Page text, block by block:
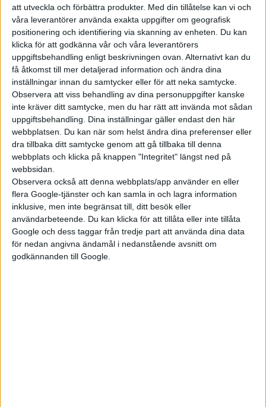
att utveckla och förbättra produkter. Med din tillåtelse kan vi och
våra leverantörer använda exakta uppgifter om geografisk
positionering och identifiering via skanning av enheten. Du kan
klicka för att godkänna vår och våra leverantörers
uppgiftsbehandling enligt beskrivningen ovan. Alternativt kan du
få åtkomst till mer detaljerad information och ändra dina
inställningar innan du samtycker eller för att neka samtycke.
Observera att viss behandling av dina personuppgifter kanske
inte kräver ditt samtycke, men du har rätt att invända mot sådan
uppgiftsbehandling. Dina inställningar gäller endast den här
webbplatsen. Du kan när som helst ändra dina preferenser eller
dra tillbaka ditt samtycke genom att gå tillbaka till denna
webbplats och klicka på knappen "Integritet" längst ned på
webbsidan.
Observera också att denna webbplats/app använder en eller
flera Google-tjänster och kan samla in och lagra information
inklusive, men inte begränsat till, ditt besök eller
användarbeteende. Du kan klicka för att tillåta eller inte tillåta
Google och dess taggar från tredje part att använda dina data
för nedan angivna ändamål i nedanstående avsnitt om
godkännanden till Google.
Rapporten har utvärderat hur olika framtida scenarier för fler
elbilar på vägarna kommer att påverka folkhälsan. I ett
baslinjescenario, där man utgår från att de policyer som finns
på plats under 2025 bibehålls fram till 2050, förväntas de
förtida dödsfallen öka med 74 procent. Det skulle innebära ett
globalt dödsfall var 26:e sekund till följd av avgasföroreningar.
ICCT ställer detta mot ett scenario som bygger på att 100
procent av all global fordonsförsäljning består av elbilar
senast år 2045, 2040 för lätta fordon. Det skulle minska de
förtida dödsfallen med 63 procent och reducera fallen av
barnastma med 80 procent. Totalt skulle 8,8 miljoner liv kunna
räddas under perioden fram till 2050, enligt rapporten.
Ett särskilt fokus i studien ligger på de tunga fordonens
miljöpåverkan. Trots att tunga lastbilar är betydligt färre till
antalet än personbilar, står de för en större andel av de totala
föroreningarna. ICCT understryker därför att elektrifiering av